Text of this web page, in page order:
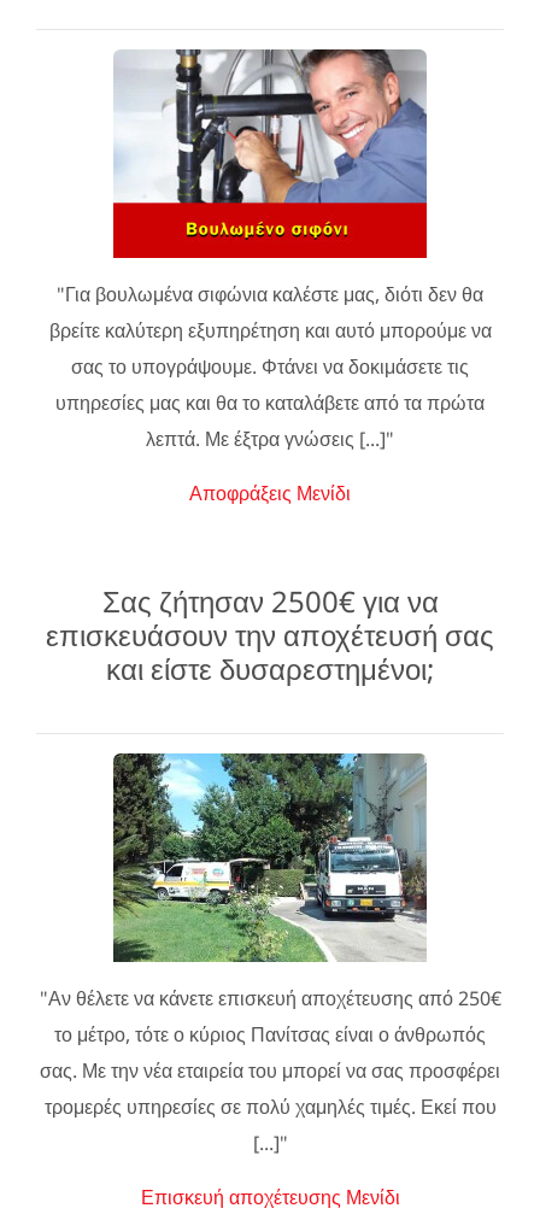
"Για βουλωμένα σιφώνια καλέστε μας, διότι δεν θα
βρείτε καλύτερη εξυπηρέτηση και αυτό μπορούμε να
σας το υπογράψουμε. Φτάνει να δοκιμάσετε τις
υπηρεσίες μας και θα το καταλάβετε από τα πρώτα
λεπτά. Με έξτρα γνώσεις [...]"
Αποφράξεις Μενίδι
Σας ζήτησαν 2500€ για να
επισκευάσουν την αποχέτευσή σας
και είστε δυσαρεστημένοι;
"Αν θέλετε να κάνετε επισκευή αποχέτευσης από 250€
το μέτρο, τότε ο κύριος Πανίτσας είναι ο άνθρωπός
σας. Με την νέα εταιρεία του μπορεί να σας προσφέρει
τρομερές υπηρεσίες σε πολύ χαμηλές τιμές. Εκεί που
[...]"
Επισκευή αποχέτευσης Μενίδι